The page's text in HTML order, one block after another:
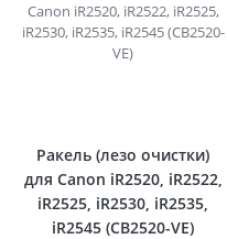
Ракель (лезо очистки)
для Canon iR2520, iR2522,
iR2525, iR2530, iR2535,
iR2545 (CB2520-VE)